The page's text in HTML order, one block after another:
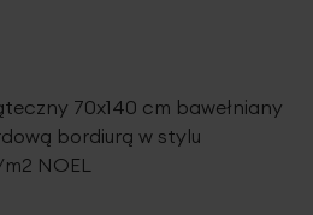
70x140 cm bawełniany
bordiurą w stylu
NOEL